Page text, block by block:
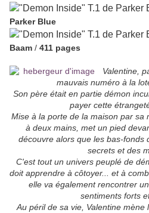
Parker Blue
Baam / 411 pages
Valentine,
mauvais numéro à la
Son père était en partie démon
payer cette
Mise à la porte de la maison par sa
à deux mains, met un pied
découvre alors que les bas-fonds
secrets et des
C'est tout un univers peuplé de
doit apprendre à côtoyer... et à
elle va également rencontrer
sentiments forts
Au péril de sa vie, Valentine